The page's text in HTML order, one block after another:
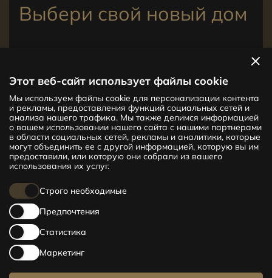
Этот веб-сайт использует файлы cookie
Мы используем файлы cookie для персонализации контента
и рекламы, предоставления функций социальных сетей и
анализа нашего трафика. Мы также делимся информацией
о вашем использовании нашего сайта с нашими партнерами
в области социальных сетей, рекламы и аналитики, которые
могут объединить ее с другой информацией, которую вы им
предоставили, или которую они собрали из вашего
использования их услуг.
Строго необходимые
Предпочтения
Статистика
Маркетинг
Выбери свой новый дом
Новый проект CENTRUS предлагает
142 эксклюзивные и удобные квартиры
в центре Риги – от уютных квартир
площадью 24 кв. м до просторных
апартаментов площадью 210 кв. м. Выбери
свое жилище и будь в центре жизни!